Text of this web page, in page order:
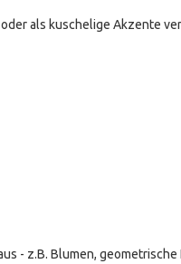
als kuschelige Akzente
- z.B. Blumen,